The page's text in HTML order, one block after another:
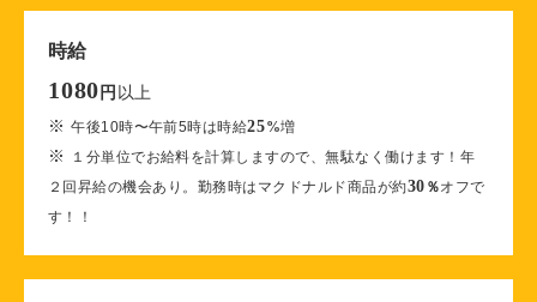
時給
1080 円 以上
※午後10時〜午前5時は時給25%増
※
１分単位でお給料を計算しますので、無駄なく働けます！年
２回昇給の機会あり。勤務時はマクドナルド商品が約30 ％オフで
す！！